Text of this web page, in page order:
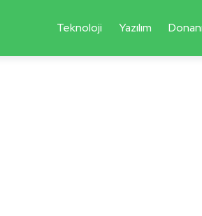
Teknoloji Yazılım